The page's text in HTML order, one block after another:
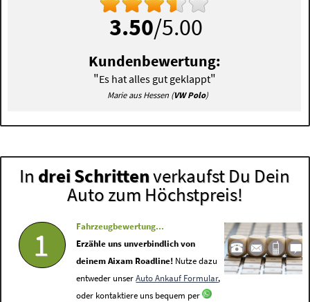
3.50/5.00
Kundenbewertung:
"Es hat alles gut geklappt"
Marie aus Hessen (VW Polo)
In drei Schrittenverkaufst Du Dein
Auto zum Höchstpreis!
1
Fahrzeugbewertung...
Erzähle uns unverbindlich von
deinem Aixam Roadline! Nutze dazu
entweder unserAuto Ankauf Formular,
oder kontaktiere uns bequem per